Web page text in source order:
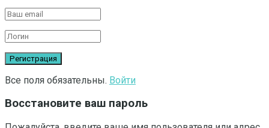
Все поля обязательны. Войти
Восстановите ваш пароль